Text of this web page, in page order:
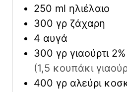
250 ml ηλιέλαιο
300 γρ ζάχαρη
4 αυγά
300 γρ γιαούρτι 2%
(1,5 κουπάκι
400 γρ αλεύρι